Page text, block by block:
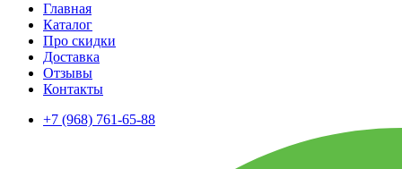
Главная
Каталог
Про скидки
Доставка
Отзывы
Контакты
+7 (968) 761-65-88